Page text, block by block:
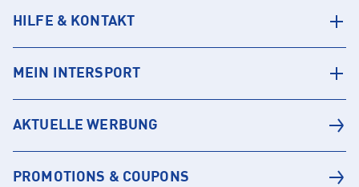
HILFE & KONTAKT
MEIN INTERSPORT
AKTUELLE WERBUNG
PROMOTIONS & COUPONS